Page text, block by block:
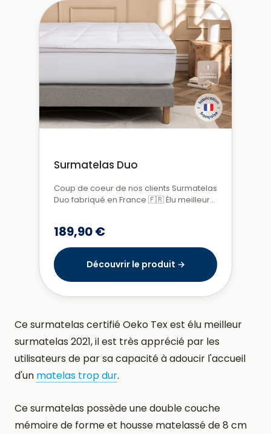
Surmatelas Duo
Coup de coeur de nos clients Surmatelas
Duo fabriqué en France 🇫🇷 Élu meilleur
189,90 €
Découvrir le produit →
Ce surmatelas certifié Oeko Tex est élu meilleur
surmatelas 2021, il est très apprécié par les
utilisateurs de par sa capacité à adoucir l'accueil
d'un matelas trop dur.
Ce surmatelas possède une double couche
mémoire de forme et housse matelassé de 8 cm